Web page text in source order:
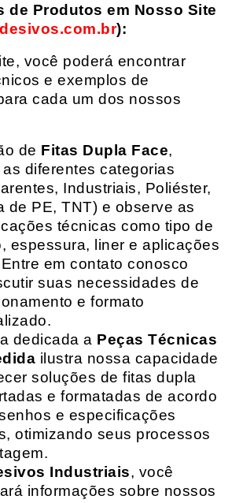
de Produtos em Nosso Site
):
você poderá encontrar
e exemplos de
cada um dos nossos
de Fitas Dupla Face,
diferentes categorias
Industriais, Poliéster,
de PE, TNT) e observe as
técnicas como tipo de
espessura, liner e aplicações
em contato conosco
suas necessidades de
e formato
dedicada a Peças Técnicas
ilustra nossa capacidade
soluções de fitas dupla
e formatadas de acordo
e especificações
otimizando seus processos
Industriais, você
informações sobre nossos